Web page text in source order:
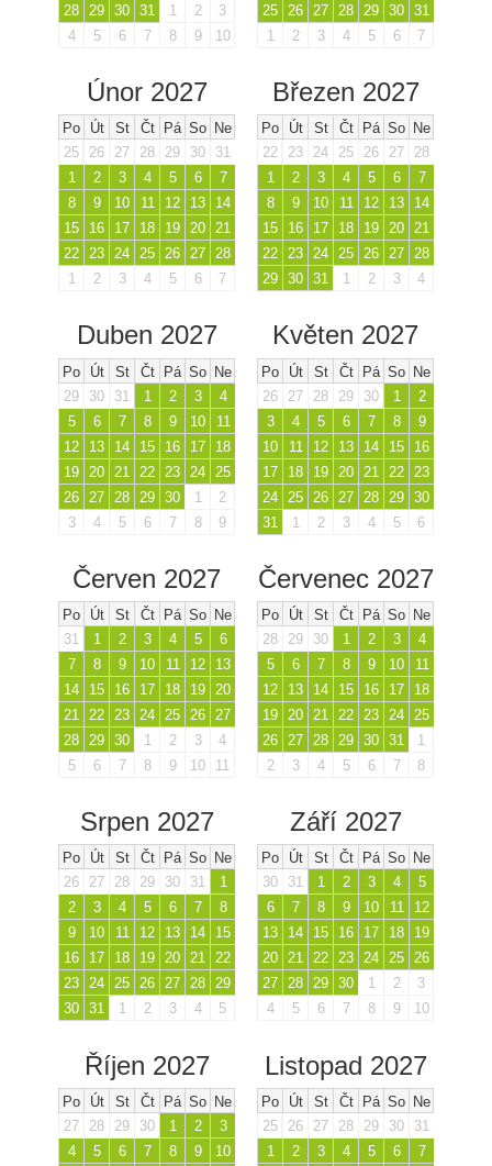
28
29 30 31 1 2
3
4
5 6 7 8 9 10
25
26 27 28 29 30 31
1
2 3 4 5 6 7
Únor 2027
Po Út St Čt Pá So Ne
25
26 27 28 29 30
31
1
2 3 4 5 6
7
8
9 10 11 12 13
14
15
16 17 18 19 20 21
22 23 24 25 26 27 28
1
2 3 4 5 6 7
Březen 2027
Po Út St Čt Pá So Ne
22
23 24 25 26 27
28
1
2 3 4 5 6
7
8
9 10 11 12 13
14
15
16 17 18 19 20 21
22 23 24 25 26 27 28
29 30 31 1 2 3 4
Duben 2027
Po Út St Čt Pá So Ne
29
30 31 1 2 3
4
5
6 7 8 9 10
11
12
13 14 15 16 17
18
19
20 21 22 23 24
25
26
27 28 29 30 1
2
3
4 5 6 7 8 9
Květen 2027
Po Út St Čt Pá So Ne
26
27 28 29 30 1
2
3
4 5 6 7 8
9
10
11 12 13 14 15
16
17
18 19 20 21 22
23
24
25 26 27 28 29 30
31
1 2 3 4 5 6
Červen 2027
Po Út St Čt Pá So Ne
31
1 2 3 4 5
6
7
8 9 10 11 12
13
14
15 16 17 18 19
20
21
22 23 24 25 26
27
28
29 30 1 2 3
4
5
6 7 8 9 10 11
Červenec 2027
Po Út St Čt Pá So Ne
28
29 30 1 2 3
4
5
6 7 8 9 10
11
12
13 14 15 16 17
18
19
20 21 22 23 24
25
26
27 28 29 30 31
1
2
3 4 5 6 7 8
Srpen 2027
Po Út St Čt Pá So Ne
26
27 28 29 30 31
1
2
3 4 5 6 7
8
9
10 11 12 13 14
15
16
17 18 19 20 21 22
23 24 25 26 27 28 29
30 31 1 2 3 4 5
Září 2027
Po Út St Čt Pá So Ne
30
31 1 2 3 4
5
6
7 8 9 10 11
12
13
14 15 16 17 18
19
20 21 22 23 24 25 26
27 28 29 30 1 2
3
4
5 6 7 8 9 10
Říjen 2027
Po Út St Čt Pá So Ne
27
28 29 30 1 2
3
4
5 6 7 8 9
10
Listopad 2027
Po Út St Čt Pá So Ne
25
26 27 28 29 30
31
1
2 3 4 5 6
7